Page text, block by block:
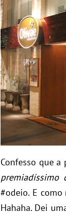
Confesso que
premiadíssimo
#odeio. E como
Hahaha. Dei